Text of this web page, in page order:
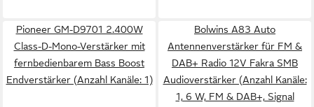
Pioneer GM-D9701 2.400W
Class-D-Mono-Verstärker mit
fernbedienbarem Bass Boost
Endverstärker (Anzahl Kanäle: 1)
Bolwins A83 Auto
Antennenverstärker für FM &
DAB+ Radio 12V Fakra SMB
Audioverstärker (Anzahl Kanäle:
1, 6 W, FM & DAB+, Signal